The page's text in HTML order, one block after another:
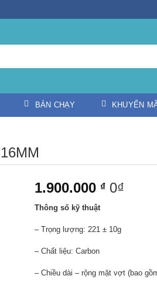
BÁN CHẠY KHUYẾN
1.900.000 ₫ 0₫
Thông số kỹ thuật
– Trọng lượng: 221 ± 10g
– Chất liệu: Carbon
– Chiều dài – rộng mặt vợt (bao